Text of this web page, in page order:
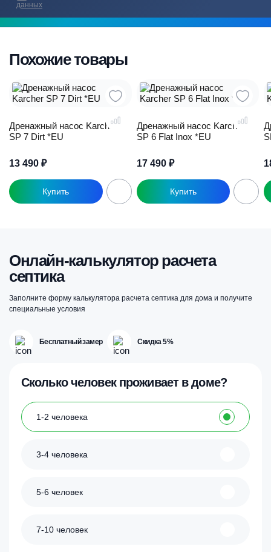
данных
Похожие товары
Дренажный насос Karcher
SP 7 Dirt *EU
13 490 ₽
Дренажный насос Karcher
SP 6 Flat Inox *EU
17 490 ₽
Онлайн-калькулятор расчета
септика
Заполните форму калькулятора расчета септика для дома и получите
специальные условия
Бесплатный замер Скидка 5%
Сколько человек проживает в доме?
1-2 человека
3-4 человека
5-6 человек
7-10 человек